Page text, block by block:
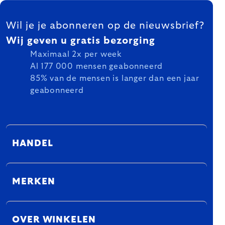
FOOTER
Wil je je abonneren op de nieuwsbrief?
Wij geven u gratis bezorging
Maximaal 2x per week
Al 177 000 mensen geabonneerd
85% van de mensen is langer dan een jaar
geabonneerd
HANDEL
MERKEN
OVER WINKELEN